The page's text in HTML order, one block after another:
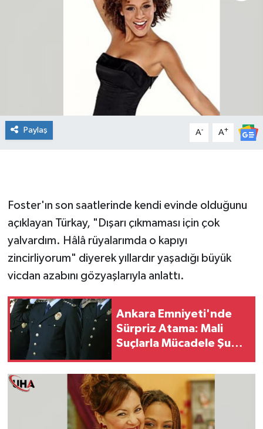
Paylaş A- A+
Foster'ın son saatlerinde kendi evinde olduğunu
açıklayan Türkay, "Dışarı çıkmaması için çok
yalvardım. Hâlâ rüyalarımda o kapıyı
zincirliyorum" diyerek yıllardır yaşadığı büyük
vicdan azabını gözyaşlarıyla anlattı.
Ankara Emniyeti'nde
Sürpriz Atama: Mali
Suçlarla Mücadele Şube